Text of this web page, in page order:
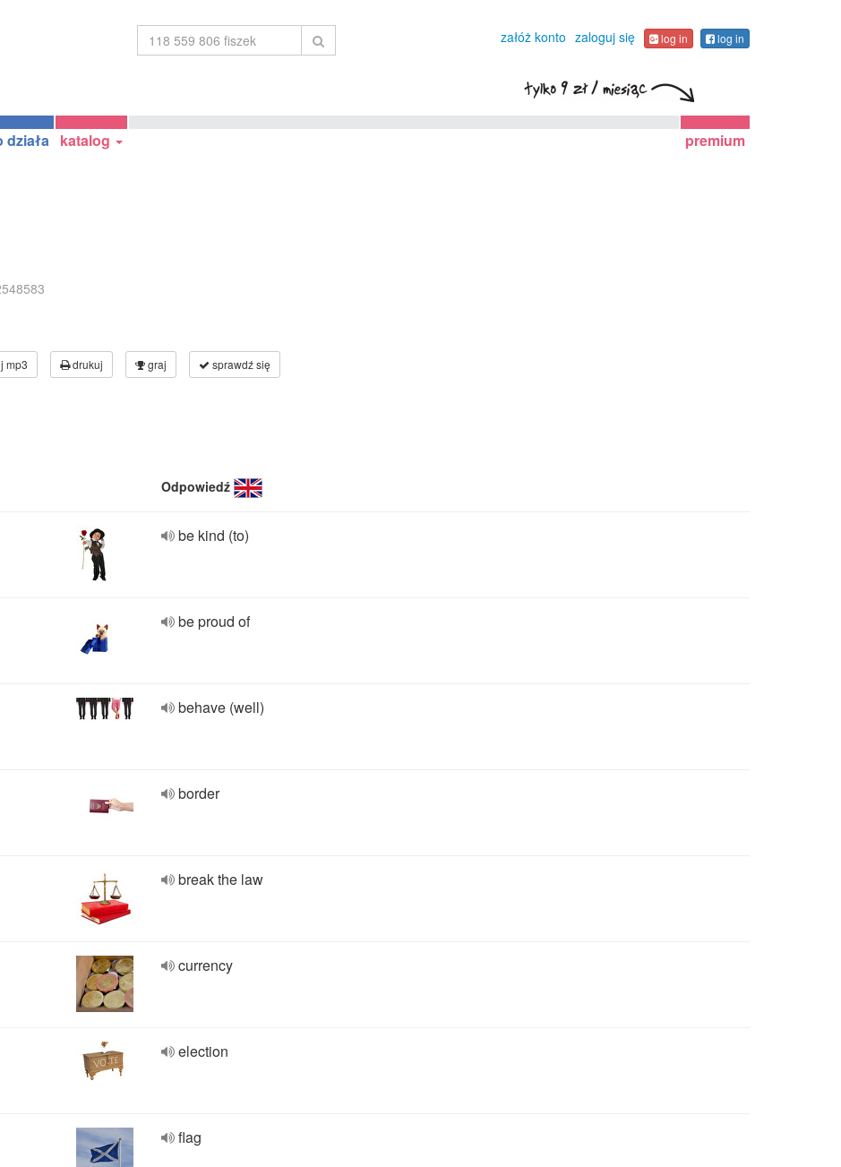
załóż konto zaloguj się log in log in
działa katalog premium
mp3 drukuj graj sprawdź się
Odpowiedź
be kind (to)
be proud of
behave (well)
border
break the law
currency
election
flag